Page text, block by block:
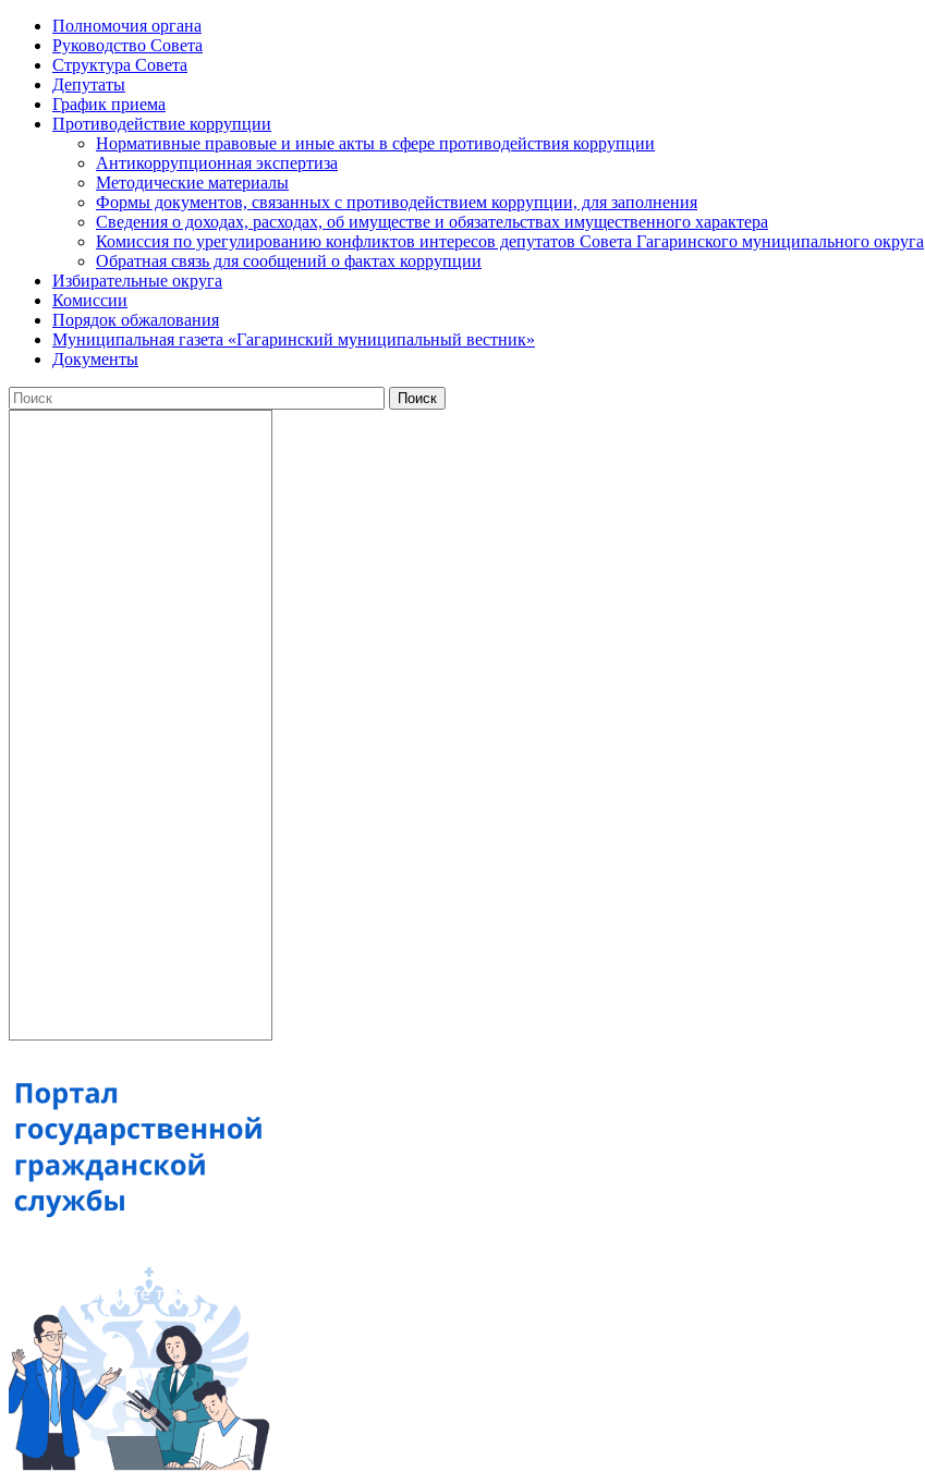
Полномочия органа
Руководство Совета
Структура Совета
Депутаты
График приема
Противодействие коррупции
Нормативные правовые и иные акты в сфере противодействия коррупции
Антикоррупционная экспертиза
Методические материалы
Формы документов, связанных с противодействием коррупции, для заполнения
Сведения о доходах, расходах, об имуществе и обязательствах имущественного характера
Комиссия по урегулированию конфликтов интересов депутатов Совета Гагаринского муниципального округа
Обратная связь для сообщений о фактах коррупции
Избирательные округа
Комиссии
Порядок обжалования
Муниципальная газета «Гагаринский муниципальный вестник»
Документы